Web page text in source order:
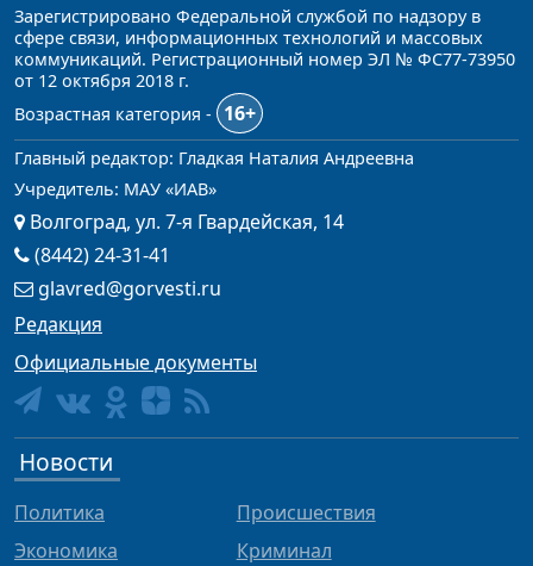
Зарегистрировано Федеральной службой по надзору в
сфере связи, информационных технологий и массовых
коммуникаций. Регистрационный номер ЭЛ № ФС77-73950
от 12 октября 2018 г.
Возрастная категория -
16+
Главный редактор: Гладкая Наталия Андреевна
Учредитель: МАУ «ИАВ»
Волгоград, ул. 7-я Гвардейская, 14
(8442) 24-31-41
glavred@gorvesti.ru
Редакция
Официальные документы
Новости
Политика
Экономика
Происшествия
Криминал